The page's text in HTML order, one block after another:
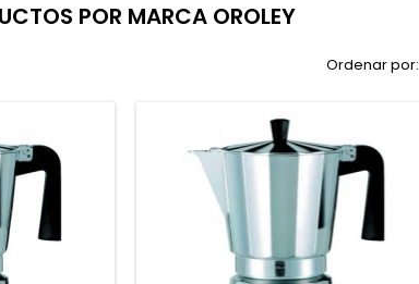
POR MARCA OROLEY
Ordenar por: